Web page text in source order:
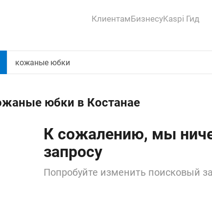
КлиентамБизнесуKaspi Гид
юбки в Костанае
К сожалению, мы
запросу
Попробуйте изменить поисковый